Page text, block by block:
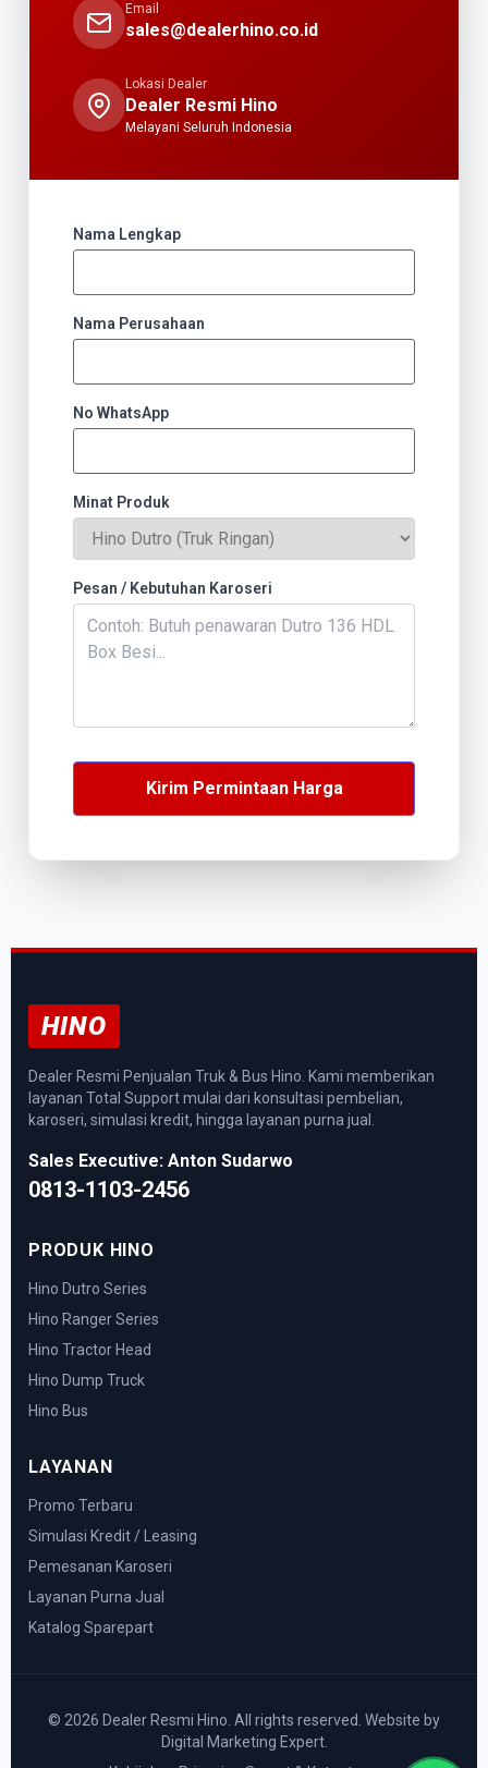
Email
sales@dealerhino.co.id
Lokasi Dealer
Dealer Resmi Hino
Melayani Seluruh Indonesia
Nama Lengkap
Nama Perusahaan
No WhatsApp
Minat Produk
Pesan / Kebutuhan Karoseri
Kirim Permintaan Harga
HINO
Dealer Resmi Penjualan Truk & Bus Hino. Kami memberikan
layanan Total Support mulai dari konsultasi pembelian,
karoseri, simulasi kredit, hingga layanan purna jual.
Sales Executive: Anton Sudarwo
0813-1103-2456
PRODUK HINO
Hino Dutro Series
Hino Ranger Series
Hino Tractor Head
Hino Dump Truck
Hino Bus
LAYANAN
Promo Terbaru
Simulasi Kredit / Leasing
Pemesanan Karoseri
Layanan Purna Jual
Katalog Sparepart
© 2026 Dealer Resmi Hino. All rights reserved. Website by
Digital Marketing Expert.